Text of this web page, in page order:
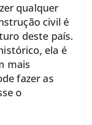
qualquer
civil é
deste país.
ela é
mais
fazer as
o